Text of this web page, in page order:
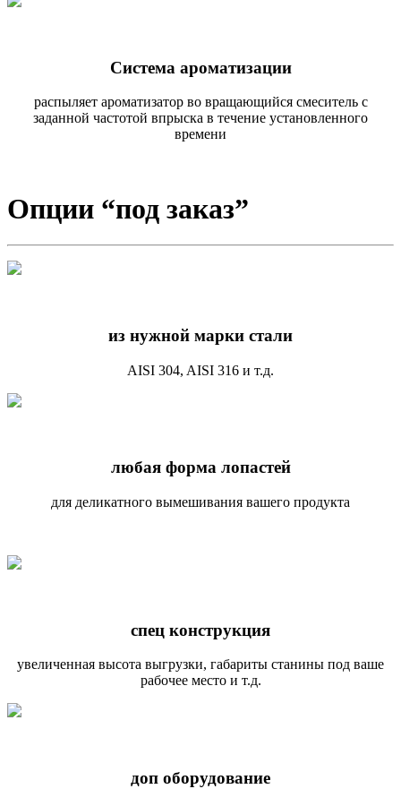
Система ароматизации
распыляет ароматизатор во вращающийся смеситель с
заданной частотой впрыска в течение установленного
времени
Опции “под заказ”
из нужной марки стали
AISI 304, AISI 316 и т.д.
любая форма лопастей
для деликатного вымешивания вашего продукта
спец конструкция
увеличенная высота выгрузки, габариты станины под ваше
рабочее место и т.д.
доп оборудование